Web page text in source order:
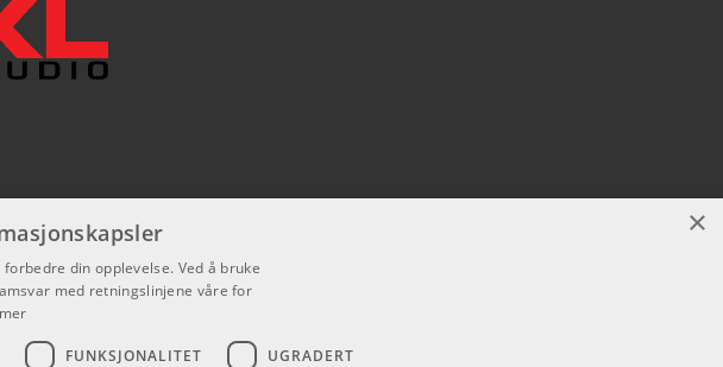
×
din opplevelse. Ved å bruke
med retningslinjene våre for
FUNKSJONALITET UGRADERT